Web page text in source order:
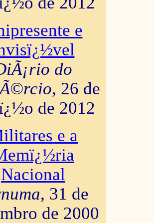
e
do
, 26 de
de 2012
e a
Nacional
, 31 de
de 2000